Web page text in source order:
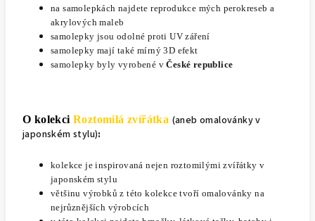
na samolepkách najdete reprodukce mých perokreseb a
akrylových maleb
samolepky jsou odolné proti UV záření
samolepky mají také mírný 3D efekt
samolepky byly vyrobené vČeské republice
O kolekciRoztomilá zvířátka (aneb omalovánky v
japonském stylu):
kolekce je inspirovaná nejen roztomilými zvířátky v
japonském stylu
většinu výrobků z této kolekce tvoří omalovánky na
nejrůznějších výrobcích